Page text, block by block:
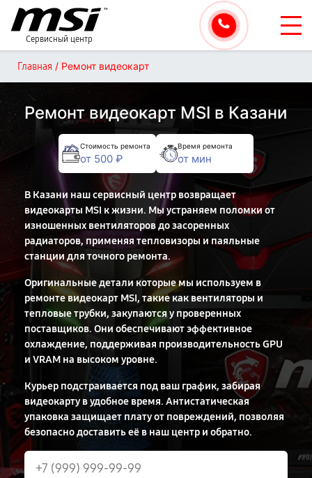
Сервисный центр
Главная / Ремонт видеокарт
Ремонт видеокарт MSI в Казани
Стоимость ремонта
от 500 ₽
Время ремонта
от мин
В Казани наш сервисный центр возвращает
видеокарты MSI к жизни. Мы устраняем поломки от
изношенных вентиляторов до засоренных
радиаторов, применяя тепловизоры и паяльные
станции для точного ремонта.
Оригинальные детали которые мы используем в
ремонте видеокарт MSI, такие как вентиляторы и
тепловые трубки, закупаются у проверенных
поставщиков. Они обеспечивают эффективное
охлаждение, поддерживая производительность GPU
и VRAM на высоком уровне.
Курьер подстраивается под ваш график, забирая
видеокарту в удобное время. Антистатическая
упаковка защищает плату от повреждений, позволяя
безопасно доставить её в наш центр и обратно.